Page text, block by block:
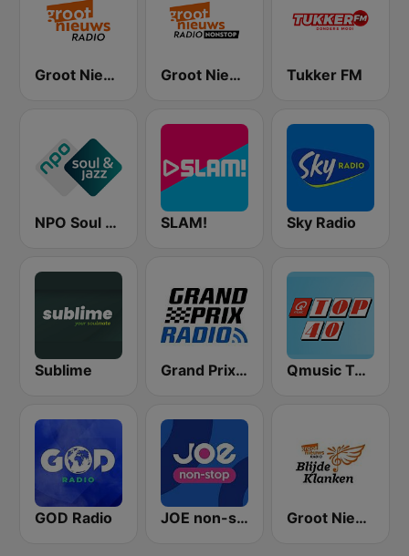
Groot Nieuws Radio Groot Nieuws Radio Non-stop Tukker FM
NPO Soul & Jazz SLAM! Sky Radio
Sublime Grand Prix Radio Qmusic Top 40
GOD Radio JOE non-stop Groot Nieuws Radio Blijde Klanken